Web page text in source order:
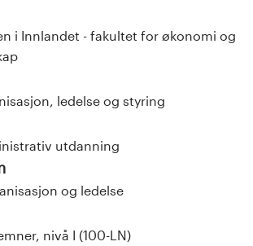
i Innlandet - fakultet for økonomi og
ledelse og styring
utdanning
og ledelse
nivå I (100-LN)